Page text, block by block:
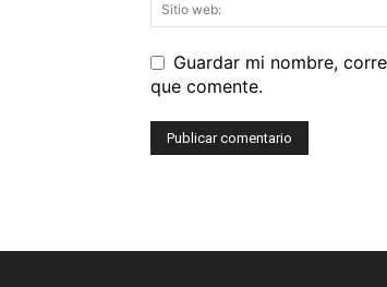
Guardar mi nombre,
que comente.